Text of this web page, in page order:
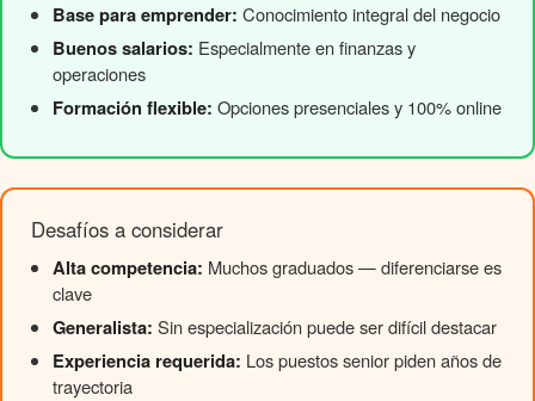
Base para emprender: Conocimiento integral del negocio
Buenos salarios: Especialmente en finanzas y
operaciones
Formación flexible: Opciones presenciales y 100% online
Desafíos a considerar
Alta competencia: Muchos graduados — diferenciarse es
clave
Generalista: Sin especialización puede ser difícil destacar
Experiencia requerida: Los puestos senior piden años de
trayectoria